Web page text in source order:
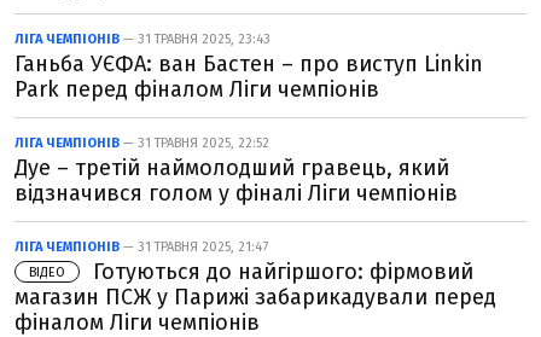
ЛІГА ЧЕМПІОНІВ — 31 ТРАВНЯ 2025, 23:43
Ганьба УЄФА: ван Бастен – про виступ Linkin
Park перед фіналом Ліги чемпіонів
ЛІГА ЧЕМПІОНІВ — 31 ТРАВНЯ 2025, 22:52
Дуе – третій наймолодший гравець, який
відзначився голом у фіналі Ліги чемпіонів
ЛІГА ЧЕМПІОНІВ — 31 ТРАВНЯ 2025, 21:47
ВІДЕО
Готуються до найгіршого: фірмовий
магазин ПСЖ у Парижі забарикадували перед
фіналом Ліги чемпіонів